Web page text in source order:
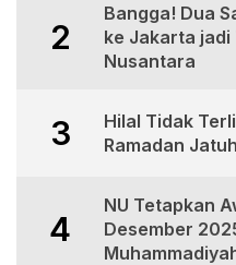
2
Bangga! Dua
ke Jakarta jadi
Nusantara
3
Hilal Tidak
Ramadan
4
NU Tetapkan
Desember